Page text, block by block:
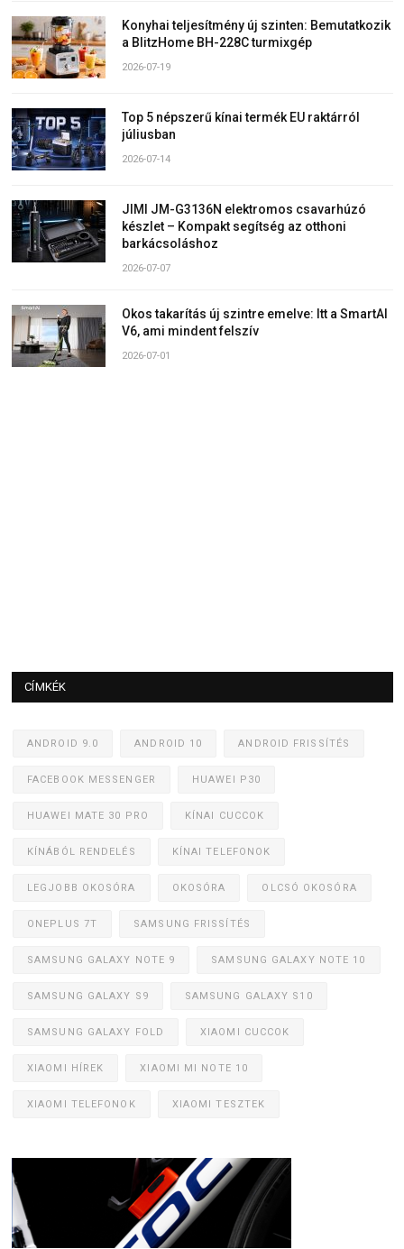
Konyhai teljesítmény új szinten: Bemutatkozik
a BlitzHome BH-228C turmixgép
2026-07-19
Top 5 népszerű kínai termék EU raktárról
júliusban
2026-07-14
JIMI JM-G3136N elektromos csavarhúzó
készlet – Kompakt segítség az otthoni
barkácsoláshoz
2026-07-07
Okos takarítás új szintre emelve: Itt a SmartAI
V6, ami mindent felszív
2026-07-01
CÍMKÉK
ANDROID 9.0 ANDROID 10 ANDROID FRISSÍTÉS
FACEBOOK MESSENGER HUAWEI P30
HUAWEI MATE 30 PRO KÍNAI CUCCOK
KÍNÁBÓL RENDELÉS KÍNAI TELEFONOK
LEGJOBB OKOSÓRA OKOSÓRA OLCSÓ OKOSÓRA
ONEPLUS 7T SAMSUNG FRISSÍTÉS
SAMSUNG GALAXY NOTE 9 SAMSUNG GALAXY NOTE 10
SAMSUNG GALAXY S9 SAMSUNG GALAXY S10
SAMSUNG GALAXY FOLD XIAOMI CUCCOK
XIAOMI HÍREK XIAOMI MI NOTE 10
XIAOMI TELEFONOK XIAOMI TESZTEK